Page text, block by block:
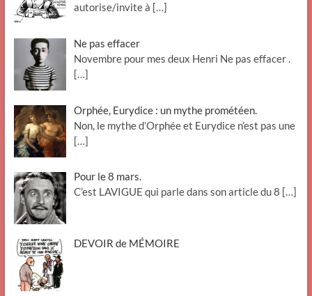
autorise/invite à […]
Ne pas effacer
Novembre pour mes deux Henri Ne pas effacer .
[…]
Orphée, Eurydice : un mythe prométéen.
Non, le mythe d’Orphée et Eurydice n’est pas une
[…]
Pour le 8 mars.
C’est LAVIGUE qui parle dans son article du 8 […]
DEVOIR de MÉMOIRE